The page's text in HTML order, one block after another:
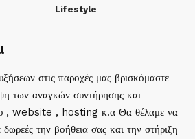
Lifestyle
στις παροχές μας βρισκόμαστε
των αναγκών συντήρησης και
, website , hosting κ.α Θα θέλαμε να
την βοήθεια σας και την στήριξη